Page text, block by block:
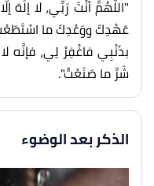
"اللَّهُمَّ أنْتَ رَبِّي، لا إلَهَ
عَهْدِكَ ووَعْدِكَ ما
بذَنْبِي فاغْفِرْ لِي، فإنَّه
شَرِّ ما صَنَعْتُ".
الذكر بعد الوضوء